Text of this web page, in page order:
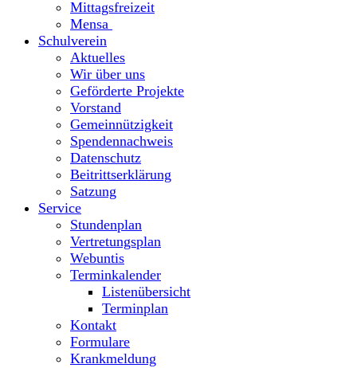
Mittagsfreizeit
Mensa
Schulverein
Aktuelles
Wir über uns
Geförderte Projekte
Vorstand
Gemeinnützigkeit
Spendennachweis
Datenschutz
Beitrittserklärung
Satzung
Service
Stundenplan
Vertretungsplan
Webuntis
Terminkalender
Listenübersicht
Terminplan
Kontakt
Formulare
Krankmeldung